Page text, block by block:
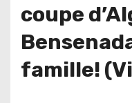
coupe
famille!